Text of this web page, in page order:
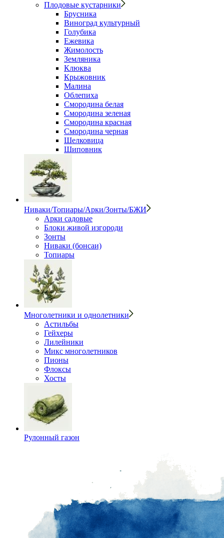
Плодовые кустарники
Брусника
Виноград культурный
Голубика
Ежевика
Жимолость
Земляника
Клюква
Крыжовник
Малина
Облепиха
Смородина белая
Смородина зеленая
Смородина красная
Смородина черная
Шелковица
Шиповник
Ниваки/Топиары/Арки/Зонты/БЖИ
Арки садовые
Блоки живой изгороди
Зонты
Ниваки (бонсаи)
Топиары
Многолетники и однолетники
Астильбы
Гейхеры
Лилейники
Микс многолетников
Пионы
Флоксы
Хосты
Рулонный газон